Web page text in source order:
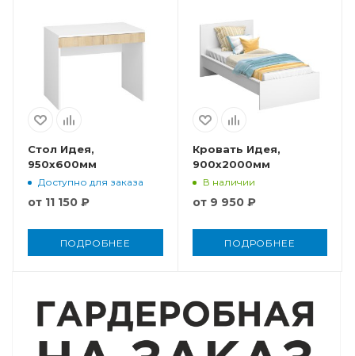
Стол Идея,
950x600мм
Доступно для заказа
от 11 150 ₽
ПОДРОБНЕЕ
Кровать Идея,
900x2000мм
В наличии
от 9 950 ₽
ПОДРОБНЕЕ